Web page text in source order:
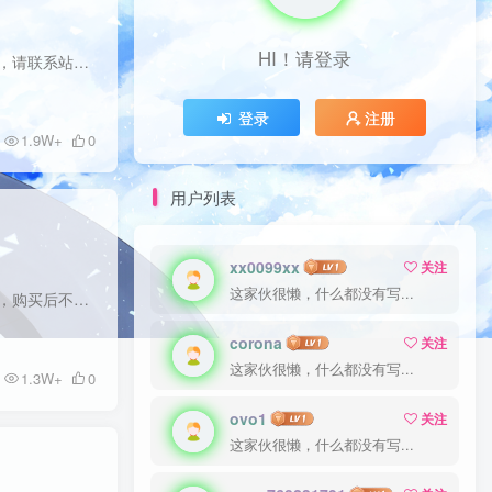
剑灵火拳卡刀宏，自己测试伤害！！会玩都高，看你喜欢哪个模式。 第一次所有的用户，购买后不会使用，请联系站长，或者加群咨询。 【宏功能详细说明】——RT代表系统默认的左右键！ 根据需求选...
1.9W+ 0
剑灵风拳卡刀宏，自己测试伤害！！别问我哪个宏高，会玩都高，看你喜欢哪个模式。 第一次所有的用户，购买后不会使用，请联系站长，或者加群咨询。 【宏功能详细说明】——RT代表系统默认的左右...
1.3W+ 0
HI！请登录
登录 注册
用户列表
xx0099xx
关注
这家伙很懒，什么都没有写...
corona
关注
这家伙很懒，什么都没有写...
ovo1
关注
这家伙很懒，什么都没有写...